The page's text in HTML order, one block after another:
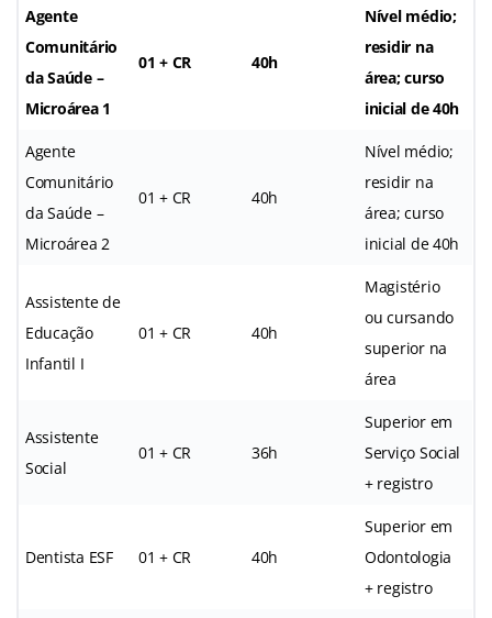
Agente
Comunitário
da Saúde –
Microárea 1
01 + CR 40h
Nível médio;
residir na
área; curso
inicial de 40h
Agente
Comunitário
da Saúde –
Microárea 2
01 + CR 40h
Nível médio;
residir na
área; curso
inicial de 40h
Assistente de
Educação
Infantil I
01 + CR 40h
Magistério
ou cursando
superior na
área
Assistente
Social
01 + CR 36h
Superior em
Serviço Social
+ registro
Dentista ESF 01 + CR 40h
Superior em
Odontologia
+ registro